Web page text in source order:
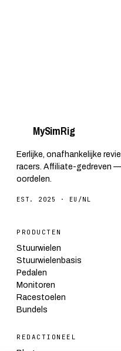
MySimRig
Eerlijke, onafhankelijke
racers. Affiliate-gedreven
oordelen.
EST. 2025 · EU/NL
PRODUCTEN
Stuurwielen
Stuurwielenbasis
Pedalen
Monitoren
Racestoelen
Bundels
REDACTIONEEL